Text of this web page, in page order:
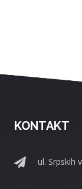
KONTAKT
ul. Srpskih